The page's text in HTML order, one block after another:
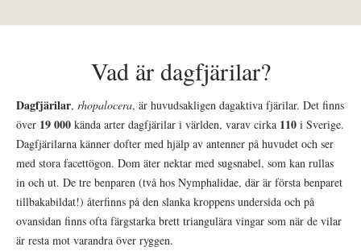
Vad är dagfjärilar?
Dagfjärilar, rhopalocera, är huvudsakligen dagaktiva fjärilar. Det finns
över 19 000 kända arter dagfjärilar i världen, varav cirka 110 i Sverige.
Dagfjärilarna känner dofter med hjälp av antenner på huvudet och ser
med stora facettögon. Dom äter nektar med sugsnabel, som kan rullas
in och ut. De tre benparen (två hos Nymphalidae, där är första benparet
tillbakabildat!) återfinns på den slanka kroppens undersida och på
ovansidan finns ofta färgstarka brett triangulära vingar som när de vilar
är resta mot varandra över ryggen.